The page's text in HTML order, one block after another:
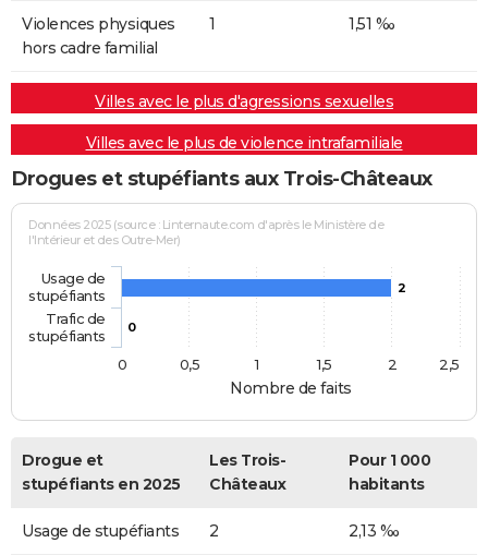
Violences physiques
hors cadre familial
1 1,51 ‰
Villes avec le plus d'agressions sexuelles
Villes avec le plus de violence intrafamiliale
Drogues et stupéfiants aux Trois-Châteaux
Nombre de faits
Données 2025 (source : Linternaute.com d'après le Ministère de
l'Intérieur et des Outre-Mer)
2
0
Usage de
stupéfiants
Trafic de
stupéfiants
0
0,5 1 1,5 2 2,5
Drogue et
stupéfiants en 2025
Les Trois-
Châteaux
Pour 1 000
habitants
Usage de stupéfiants 2 2,13 ‰